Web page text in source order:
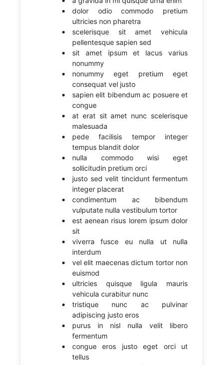
dolor odio commodo pretium
ultricies non pharetra
scelerisque sit amet vehicula
pellentesque sapien sed
sit amet ipsum et lacus varius
nonummy
nonummy eget pretium eget
consequat vel justo
sapien elit bibendum ac posuere et
congue
at erat sit amet nunc scelerisque
malesuada
pede facilisis tempor integer
tempus blandit dolor
nulla commodo wisi eget
sollicitudin pretium orci
justo sed velit tincidunt fermentum
integer placerat
condimentum ac bibendum
vulputate nulla vestibulum tortor
est aenean risus lorem ipsum dolor
sit
viverra fusce eu nulla ut nulla
interdum
vel elit maecenas dictum tortor non
euismod
ultricies quisque ligula mauris
vehicula curabitur nunc
tristique nunc ac pulvinar
adipiscing justo eros
purus in nisl nulla velit libero
fermentum
congue eros justo eget orci ut
tellus